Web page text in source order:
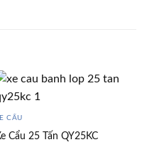
CẨU
Cẩu 25 Tấn QY25KC